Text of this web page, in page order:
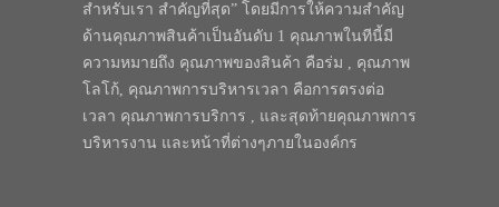
สำหรับเรา สำคัญที่สุด” โดยมีการให้ความสำคัญ
ด้านคุณภาพสินค้าเป็นอันดับ 1 คุณภาพในทีนี้มี
ความหมายถึง คุณภาพของสินค้า คือร่ม , คุณภาพ
โลโก้, คุณภาพการบริหารเวลา คือการตรงต่อ
เวลา คุณภาพการบริการ , และสุดท้ายคุณภาพการ
บริหารงาน และหน้าที่ต่างๆภายในองค์กร